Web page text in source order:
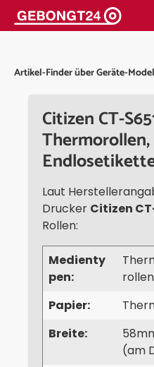
springen
Artikel-Finder über Geräte-
Citizen CT-
Thermorollen,
Laut
Drucker Citizen
Rollen:
Medienty
pen:
rollen
Papier:
Breite:
(am